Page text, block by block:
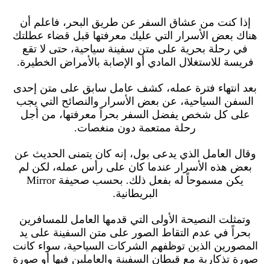
إذا كنت من عشاق السفر عن طريق البحر، فاعلم أن
هناك بعض الأسرار التي عليك معرفتها قبل قضاء عطلتك
في رحلة بحرية على متن سفينة سياحية، حتى لا تقع
فريسة للاستغلال المادي أو الإصابة بالأمراض الخطيرة.
بعد انتهاء فترة عمله، كشف عامل سابق على متن إحدى
السفن السياحية، عن بعض الأسرار والنصائح التي يجب
على كل شخص يفضل السفر بحراً معرفتها، من أجل
رحلة ممتعمة دون منغصات.
وقال العامل الذي يدعى بول، إنه كان يتمنى الحديث عن
بعض هذه الأسرار عندما كان على رأس عمله، لكن لم
يكن مسموحاً له بفعل ذلك. بحسب صحيفة Mirror
البريطانية.
وتمثلت النصيحة الأولى التي قدمها العامل للمسافرين
بحراً في عدم التقاط الصور على متن السفينة على يد
المصورين الذين توظفهم الشركات السياحية، سواء كانت
صورة تذكارية مع قبطان السفينة والعاملين فيها أو صورة